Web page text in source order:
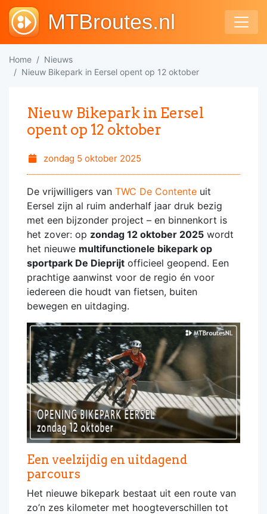
MTBroutes.nl
Home
Nieuws
Nieuw Bikepark in Eersel opent op 12 oktober
Nieuw Bikepark in Eersel
opent op 12 oktober
zondag 5 oktober 2025
De vrijwilligers van TWC De Contente uit
Eersel zijn al ruim anderhalf jaar druk bezig
met een bijzonder project – en binnenkort is
het zover: op zondag 12 oktober 2025 wordt
het nieuwe multifunctionele bikepark op
sportpark De Dieprijt officieel geopend. Een
prachtige aanwinst voor de regio én voor
iedereen die houdt van fietsen, buiten
bewegen en uitdaging.
Een veelzijdig en uitdagend
parcours
Het nieuwe bikepark bestaat uit een route van
zo’n zes kilometer met hoogteverschillen tot